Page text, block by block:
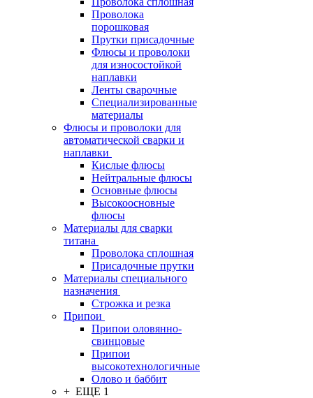
Проволока
порошковая
Прутки присадочные
Флюсы и проволоки
для износостойкой
наплавки
Ленты сварочные
Специализированные
материалы
Флюсы и проволоки для
автоматической сварки и
наплавки
Кислые флюсы
Нейтральные флюсы
Основные флюсы
Высокоосновные
флюсы
Материалы для сварки
титана
Проволока сплошная
Присадочные прутки
Материалы специального
назначения
Строжка и резка
Припои
Припои оловянно-
свинцовые
Припои
высокотехнологичные
Олово и баббит
+ ЕЩЕ 1